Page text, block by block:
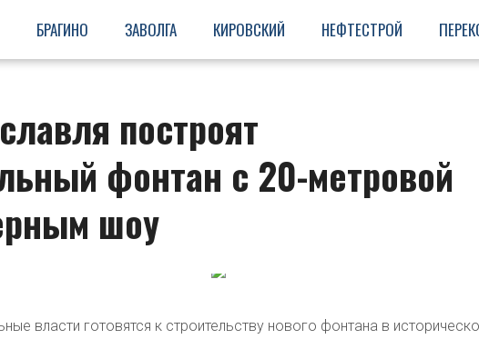
БРАГИНО ЗАВОЛГА КИРОВСКИЙ НЕФТЕСТРОЙ
построят
фонтан с 20-метровой
шоу
власти готовятся к строительству нового фонтана в